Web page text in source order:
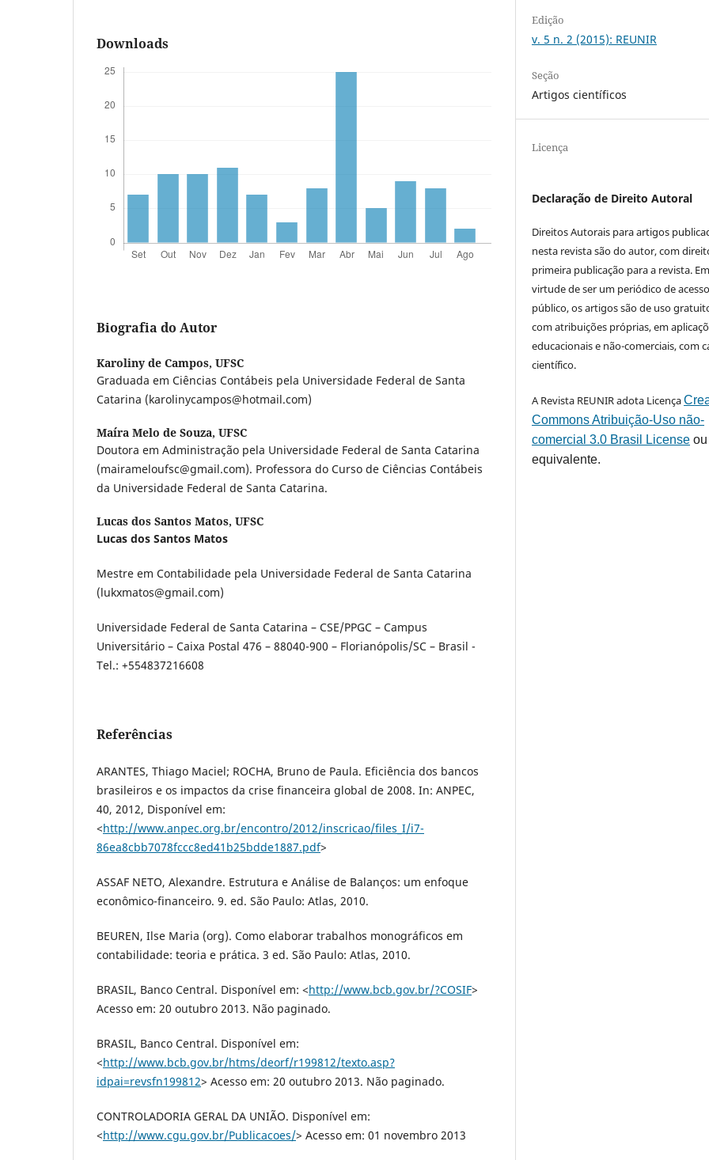
Downloads
Biografia do Autor
Karoliny de Campos, UFSC
Graduada em Ciências Contábeis pela Universidade Federal de Santa
Catarina (karolinycampos@hotmail.com)
Maíra Melo de Souza, UFSC
Doutora em Administração pela Universidade Federal de Santa Catarina
(mairameloufsc@gmail.com). Professora do Curso de Ciências Contábeis
da Universidade Federal de Santa Catarina.
Lucas dos Santos Matos, UFSC
Lucas dos Santos Matos
Mestre em Contabilidade pela Universidade Federal de Santa Catarina
(lukxmatos@gmail.com)
Universidade Federal de Santa Catarina – CSE/PPGC – Campus
Universitário – Caixa Postal 476 – 88040-900 – Florianópolis/SC – Brasil -
Tel.: +554837216608
Referências
ARANTES, Thiago Maciel; ROCHA, Bruno de Paula. Eficiência dos bancos
brasileiros e os impactos da crise financeira global de 2008. In: ANPEC,
40, 2012, Disponível em:
<http://www.anpec.org.br/encontro/2012/inscricao/files_I/i7-
86ea8cbb7078fccc8ed41b25bdde1887.pdf>
ASSAF NETO, Alexandre. Estrutura e Análise de Balanços: um enfoque
econômico-financeiro. 9. ed. São Paulo: Atlas, 2010.
BEUREN, Ilse Maria (org). Como elaborar trabalhos monográficos em
contabilidade: teoria e prática. 3 ed. São Paulo: Atlas, 2010.
BRASIL, Banco Central. Disponível em: <http://www.bcb.gov.br/?COSIF>
Acesso em: 20 outubro 2013. Não paginado.
BRASIL, Banco Central. Disponível em:
<http://www.bcb.gov.br/htms/deorf/r199812/texto.asp?
idpai=revsfn199812> Acesso em: 20 outubro 2013. Não paginado.
CONTROLADORIA GERAL DA UNIÃO. Disponível em:
<http://www.cgu.gov.br/Publicacoes/> Acesso em: 01 novembro 2013
Edição
v. 5 n. 2 (2015): REUNIR
Seção
Artigos científicos
Licença
Declaração de Direito Autoral
Direitos Autorais para artigos
nesta revista são do autor, com
primeira publicação para a revista.
virtude de ser um periódico de
público, os artigos são de uso
com atribuições próprias, em
educacionais e não-comerciais, com
científico.
A Revista REUNIR adota Licença
Commons Atribuição-Uso não-
comercial 3.0 Brasil License
equivalente.